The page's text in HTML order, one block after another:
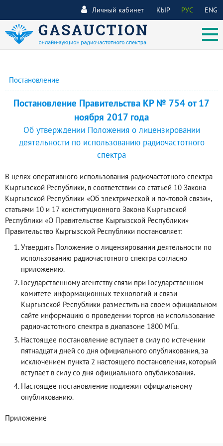
КЫР РУС ENG
Личный кабинет
Постановление
Постановление Правительства КР № 754 от 17
ноября 2017 года
Об утверждении Положения о лицензировании
деятельности по использованию радиочастотного
спектра
В целях оперативного использования радиочастотного спектра
Кыргызской Республики, в соответствии со статьей 10 Закона
Кыргызской Республики «Об электрической и почтовой связи»,
статьями 10 и 17 конституционного Закона Кыргызской
Республики «О Правительстве Кыргызской Республики»
Правительство Кыргызской Республики постановляет:
Утвердить Положение о лицензировании деятельности по
использованию радиочастотного спектра согласно
приложению.
Государственному агентству связи при Государственном
комитете информационных технологий и связи
Кыргызской Республики разместить на своем официальном
сайте информацию о проведении торгов на использование
радиочастотного спектра в диапазоне 1800 МГц.
Настоящее постановление вступает в силу по истечении
пятнадцати дней со дня официального опубликования, за
исключением пункта 2 настоящего постановления, который
вступает в силу со дня официального опубликования.
Настоящее постановление подлежит официальному
опубликованию.
Приложение